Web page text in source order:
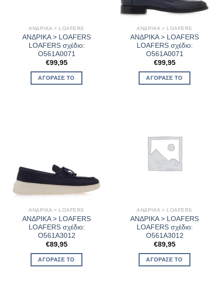
ΑΝΔΡΙΚΑ > LOAFERS
ΑΝΔΡΙΚΑ > LOAFERS
LOAFERS σχέδιο:
O561A0071
€99,95
ΑΓΌΡΑΣΈ ΤΟ
ΑΝΔΡΙΚΑ > LOAFERS
ΑΝΔΡΙΚΑ > LOAFERS
LOAFERS σχέδιο:
O561A0071
€99,95
ΑΓΌΡΑΣΈ ΤΟ
ΑΝΔΡΙΚΑ > LOAFERS
ΑΝΔΡΙΚΑ > LOAFERS
LOAFERS σχέδιο:
O561A3012
€89,95
ΑΓΌΡΑΣΈ ΤΟ
ΑΝΔΡΙΚΑ > LOAFERS
ΑΝΔΡΙΚΑ > LOAFERS
LOAFERS σχέδιο:
O561A3012
€89,95
ΑΓΌΡΑΣΈ ΤΟ